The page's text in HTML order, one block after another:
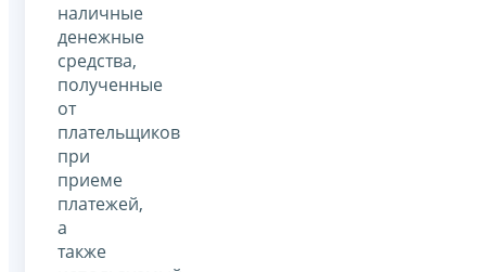
наличные
денежные
средства,
полученные
от
плательщиков
при
приеме
платежей,
а
также